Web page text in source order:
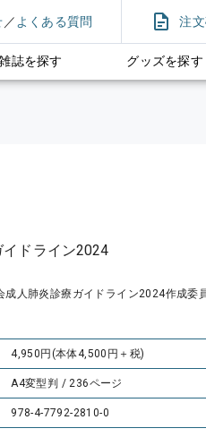
／ よくある質問 注
誌を探す グッズを探す
ドライン2024
成人肺炎診療ガイドライン2024作成委
4,950円(本体4,500円＋税)
A4変型判 / 236ページ
978-4-7792-2810-0